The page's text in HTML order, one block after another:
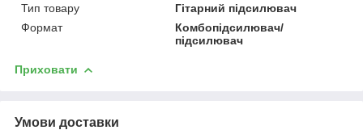
Тип товару
Гітарний підсилювач
Формат
Комбопідсилювач/
підсилювач
Приховати
Умови доставки